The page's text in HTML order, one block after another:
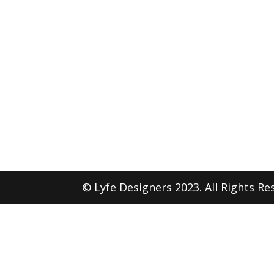
© Lyfe Designers 2023. All Rights